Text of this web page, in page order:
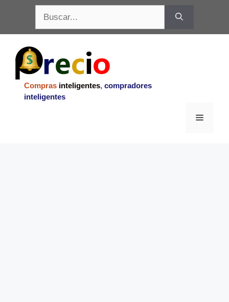
contenido
Compras inteligentes, compradores
inteligentes
Menu